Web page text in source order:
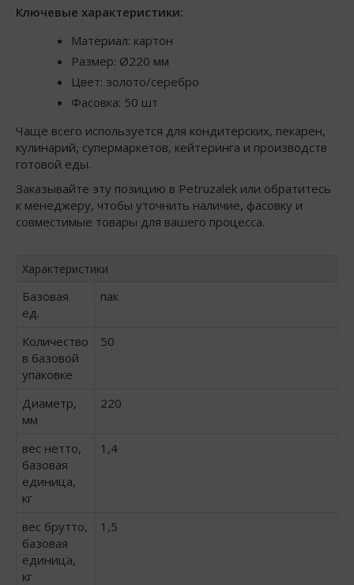
Ключевые характеристики:
Материал: картон
Размер: Ø220 мм
Цвет: золото/серебро
Фасовка: 50 шт
Чаще всего используется для кондитерских, пекарен,
кулинарий, супермаркетов, кейтеринга и производств
готовой еды.
Заказывайте эту позицию в Petruzalek или обратитесь
к менеджеру, чтобы уточнить наличие, фасовку и
совместимые товары для вашего процесса.
Характеристики
Базовая
ед.
пак
Количество
в базовой
упаковке
50
Диаметр,
мм
220
вес нетто,
базовая
единица,
кг
1,4
вес брутто,
базовая
единица,
кг
1,5